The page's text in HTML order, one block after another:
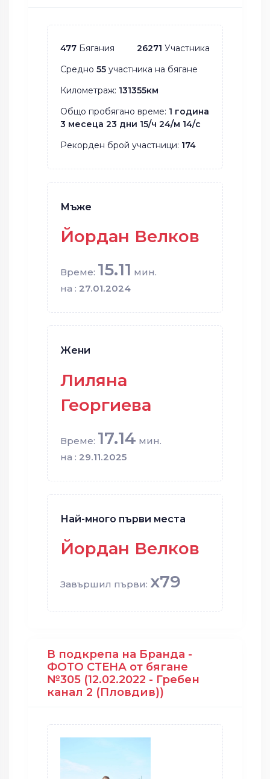
477 Бягания 26271 Участника
Средно 55 участника на бягане
Километраж: 131355км
Общо пробягано време: 1 година
3 месеца 23 дни 15/ч 24/м 14/с
Рекорден брой участници: 174
Мъже
Йордан Велков
Време: 15.11 мин.
на : 27.01.2024
Жени
Лиляна
Георгиева
Време: 17.14 мин.
на : 29.11.2025
Най-много първи места
Йордан Велков
Завършил първи: x79
В подкрепа на Бранда -
ФОТО СТЕНА от бягане
№305 (12.02.2022 - Гребен
канал 2 (Пловдив))